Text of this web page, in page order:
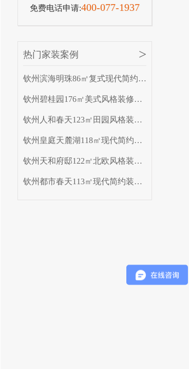
免费电话申请:400-077-1937
热门家装案例 >
钦州滨海明珠86㎡复式现代简约装修效果图案例
钦州碧桂园176㎡美式风格装修效果图案例
钦州人和春天123㎡田园风格装修效果图案例
钦州皇庭天麓湖118㎡现代简约装修效果图案例
钦州天和府邸122㎡北欧风格装修效果图案例
钦州都市春天113㎡现代简约装修效果图案例